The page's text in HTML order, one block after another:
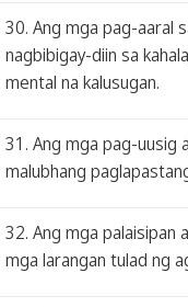
30. Ang mga pag-aaral
nagbibigay-diin sa
mental na kalusugan.
31. Ang mga pag-uusig
malubhang
32. Ang mga palaisipan
mga larangan tulad ng